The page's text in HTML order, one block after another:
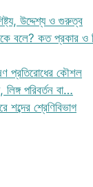
উদ্দেশ্য ও গুরুত্ব
কত প্রকার ও
প্রতিরোধের কৌশল
পরিবর্তন বা…
শ্রেণিবিভাগ